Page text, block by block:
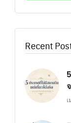
Recent